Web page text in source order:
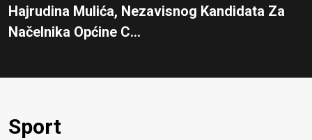
Hajrudina Mulića, Nezavisnog Kandidata Za
Načelnika Općine C...
Sport